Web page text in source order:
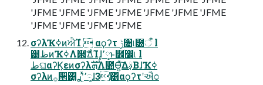
'JFME 'JFME 'JFME 'JFME 'JFME 'JFME 'JFME
'JFME 'JFME 'JFME 'JFME
σʔλҠߦͷਐΊํ  αϙʔτ ݱ৔୲౰ऀ l
୹ظͷҠߦΛ੒ޭͤ͞ΔͨΊɺ͓٬༷ͱ໾ׂ෼୲ l
طଘαʔϏεͷσʔλܗࣜΛ೺Ѳ͍ͯ͠Δࣄ͔ΒɺҠߦ
σʔλͷ࡞੒͸͓٬༷ʹ࣮ͯࢪɺ3͸αϙʔτʹઐ೦